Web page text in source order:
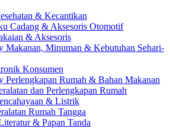
& Kecantikan
Cadang & Aksesoris Otomotif
& Aksesoris
Makanan, Minuman & Kebutuhan Sehari-
Konsumen
Perlengkapan Rumah & Bahan Makanan
dan Perlengkapan Rumah
& Listrik
Rumah Tangga
& Papan Tanda